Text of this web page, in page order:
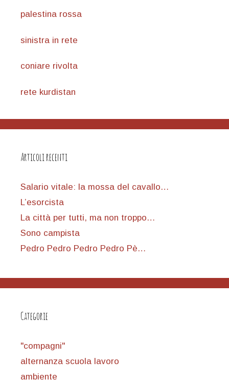
palestina rossa
sinistra in rete
coniare rivolta
rete kurdistan
Articoli recenti
Salario vitale: la mossa del cavallo…
L’esorcista
La città per tutti, ma non troppo…
Sono campista
Pedro Pedro Pedro Pedro Pè…
Categorie
"compagni"
alternanza scuola lavoro
ambiente